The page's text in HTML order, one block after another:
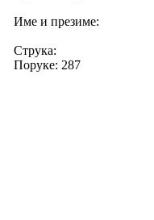
Име и презиме:
Струка:
Поруке: 287